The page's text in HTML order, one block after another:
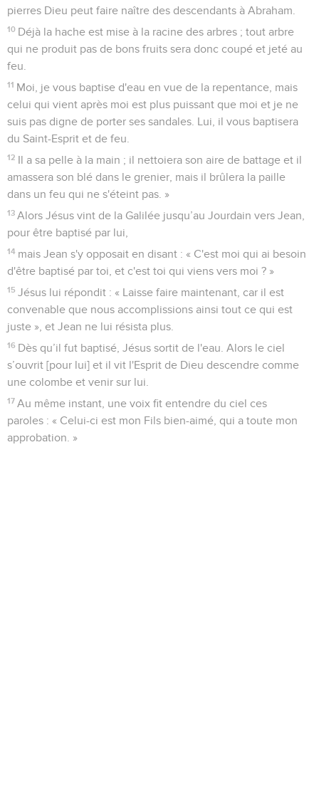
pierres Dieu peut faire naître des descendants à Abraham.
10 Déjà la hache est mise à la racine des arbres ; tout arbre
qui ne produit pas de bons fruits sera donc coupé et jeté au
feu.
11 Moi, je vous baptise d'eau en vue de la repentance, mais
celui qui vient après moi est plus puissant que moi et je ne
suis pas digne de porter ses sandales. Lui, il vous baptisera
du Saint-Esprit et de feu.
12 Il a sa pelle à la main ; il nettoiera son aire de battage et il
amassera son blé dans le grenier, mais il brûlera la paille
dans un feu qui ne s'éteint pas. »
13 Alors Jésus vint de la Galilée jusqu’au Jourdain vers Jean,
pour être baptisé par lui,
14 mais Jean s'y opposait en disant : « C'est moi qui ai besoin
d'être baptisé par toi, et c'est toi qui viens vers moi ? »
15 Jésus lui répondit : « Laisse faire maintenant, car il est
convenable que nous accomplissions ainsi tout ce qui est
juste », et Jean ne lui résista plus.
16 Dès qu’il fut baptisé, Jésus sortit de l'eau. Alors le ciel
s’ouvrit [pour lui] et il vit l'Esprit de Dieu descendre comme
une colombe et venir sur lui.
17 Au même instant, une voix fit entendre du ciel ces
paroles : « Celui-ci est mon Fils bien-aimé, qui a toute mon
approbation. »